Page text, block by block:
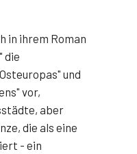
in ihrem Roman
die
und
vor,
aber
die als eine
- ein